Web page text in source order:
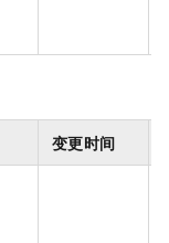
变更时间